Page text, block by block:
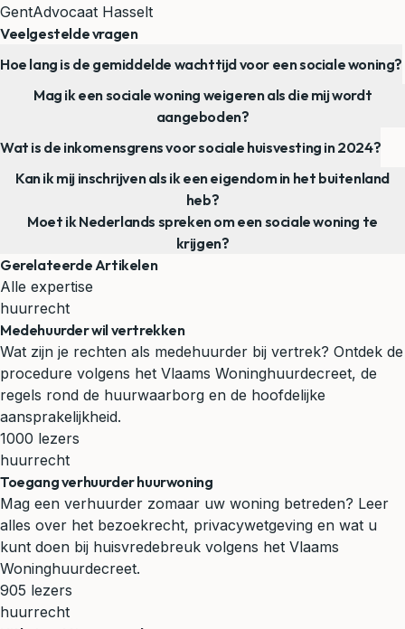
GentAdvocaat Hasselt
Veelgestelde vragen
Hoe lang is de gemiddelde wachttijd voor een sociale woning?
Mag ik een sociale woning weigeren als die mij wordt
aangeboden?
Wat is de inkomensgrens voor sociale huisvesting in 2024?
Kan ik mij inschrijven als ik een eigendom in het buitenland
heb?
Moet ik Nederlands spreken om een sociale woning te
krijgen?
Gerelateerde Artikelen
Alle expertise
huurrecht
Medehuurder wil vertrekken
Wat zijn je rechten als medehuurder bij vertrek? Ontdek de
procedure volgens het Vlaams Woninghuurdecreet, de
regels rond de huurwaarborg en de hoofdelijke
aansprakelijkheid.
1000 lezers
huurrecht
Toegang verhuurder huurwoning
Mag een verhuurder zomaar uw woning betreden? Leer
alles over het bezoekrecht, privacywetgeving en wat u
kunt doen bij huisvredebreuk volgens het Vlaams
Woninghuurdecreet.
905 lezers
huurrecht